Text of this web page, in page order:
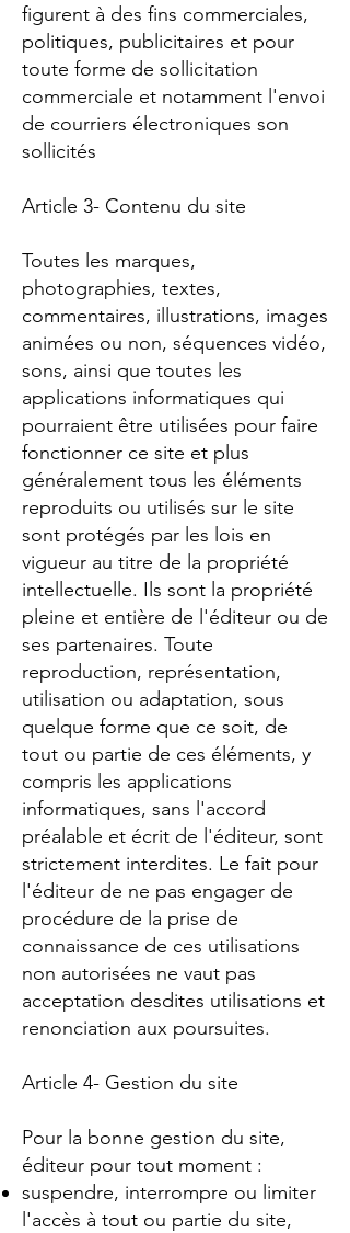
figurent à des fins commerciales,
politiques, publicitaires et pour
toute forme de sollicitation
commerciale et notamment l'envoi
de courriers électroniques son
sollicités
Article 3- Contenu du site
Toutes les marques,
photographies, textes,
commentaires, illustrations, images
animées ou non, séquences vidéo,
sons, ainsi que toutes les
applications informatiques qui
pourraient être utilisées pour faire
fonctionner ce site et plus
généralement tous les éléments
reproduits ou utilisés sur le site
sont protégés par les lois en
vigueur au titre de la propriété
intellectuelle. Ils sont la propriété
pleine et entière de l'éditeur ou de
ses partenaires. Toute
reproduction, représentation,
utilisation ou adaptation, sous
quelque forme que ce soit, de
tout ou partie de ces éléments, y
compris les applications
informatiques, sans l'accord
préalable et écrit de l'éditeur, sont
strictement interdites. Le fait pour
l'éditeur de ne pas engager de
procédure de la prise de
connaissance de ces utilisations
non autorisées ne vaut pas
acceptation desdites utilisations et
renonciation aux poursuites.
Article 4- Gestion du site
Pour la bonne gestion du site,
éditeur pour tout moment :
suspendre, interrompre ou limiter
l'accès à tout ou partie du site,